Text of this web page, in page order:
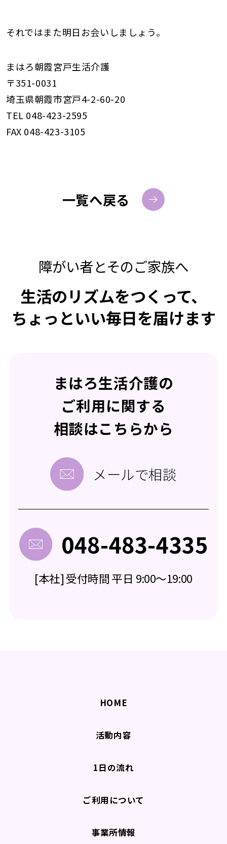
それではまた明日お会いしましょう。
まはろ朝霞宮戸生活介護
〒351-0031
埼玉県朝霞市宮戸4-2-60-20
TEL 048-423-2595
FAX 048-423-3105
一覧へ戻る
障がい者とそのご家族へ
生活のリズムをつくって、
ちょっといい毎日を届けます
まはろ生活介護の
ご利用に関する
相談はこちらから
メールで相談
048-483-4335
[本社] 受付時間 平日 9:00～19:00
HOME
活動内容
1日の流れ
ご利用について
事業所情報